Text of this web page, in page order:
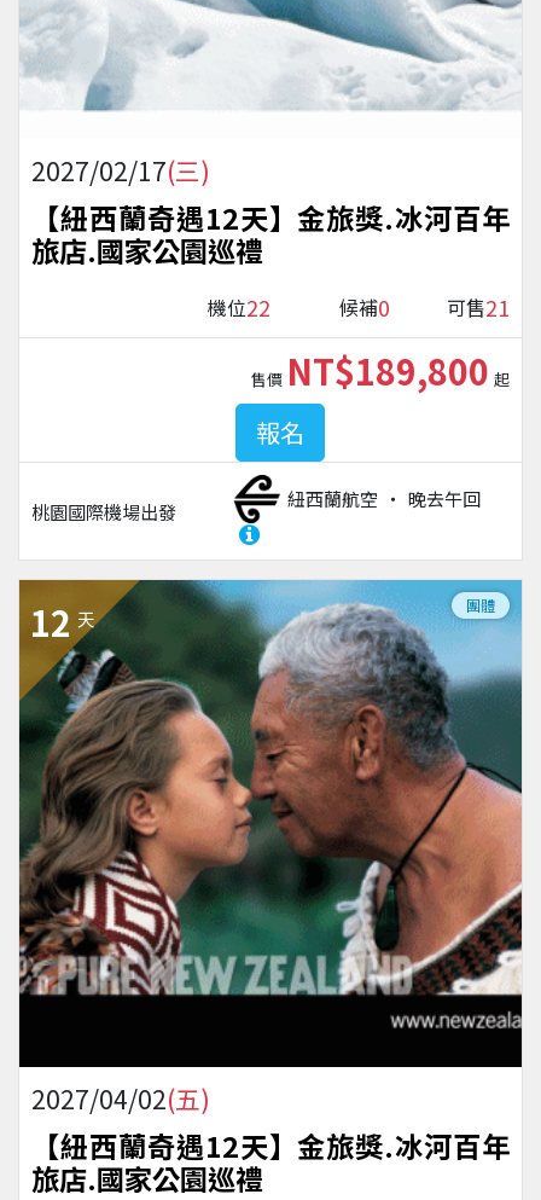
2027/02/17(三)
【紐西蘭奇遇12天】金旅獎.冰河百年
旅店.國家公園巡禮
機位22 候補0 可售21
桃園國際機場出發
紐西蘭航空 晚去午回
售價 NT$189,800 起
報名
12 天
團體
2027/04/02(五)
【紐西蘭奇遇12天】金旅獎.冰河百年
旅店.國家公園巡禮